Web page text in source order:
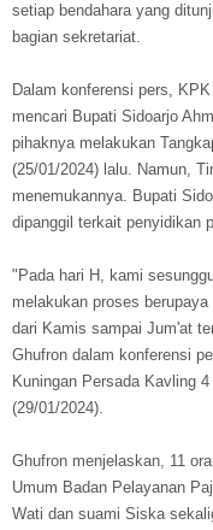
setiap bendahara yang
bagian sekretariat.
Dalam konferensi pers,
mencari Bupati Sidoarjo
pihaknya melakukan
(25/01/2024) lalu. Namun,
menemukannya. Bupati
dipanggil terkait penyidikan
"Pada hari H, kami
melakukan proses
dari Kamis sampai Jum'at
Ghufron dalam konferensi
Kuningan Persada Kavling
(29/01/2024).
Ghufron menjelaskan, 11
Umum Badan Pelayanan
Wati dan suami Siska